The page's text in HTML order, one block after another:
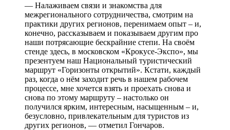
— Налаживаем связи и знакомства для
межрегионального сотрудничества, смотрим на
практики других регионов, перенимаем опыт – и,
конечно, рассказываем и показываем другим про
наши потрясающие бескрайние степи. На своём
стенде здесь, в московском «Крокусе-Экспо», мы
презентуем наш Национальный туристический
маршрут «Горизонты открытий». Кстати, каждый
раз, когда о нём заходит речь в нашем рабочем
процессе, мне хочется взять и проехать снова и
снова по этому маршруту – настолько он
получился ярким, интересным, насыщенным – и,
безусловно, привлекательным для туристов из
других регионов, — отметил Гончаров.